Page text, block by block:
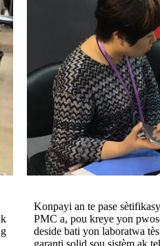
Konpayi an te pase
PMC a, pou kreye yon
deside bati yon laboratwa